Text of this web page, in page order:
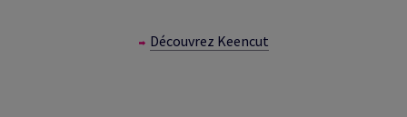
Découvrez Keencut